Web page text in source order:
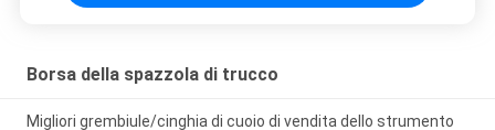
Borsa della spazzola di trucco
Migliori grembiule/cinghia di cuoio di vendita dello strumento